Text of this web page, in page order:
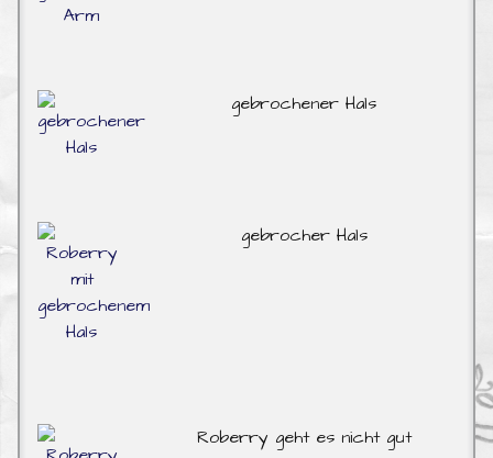
gebrochener Hals
gebrocher Hals
Roberry geht es nicht gut